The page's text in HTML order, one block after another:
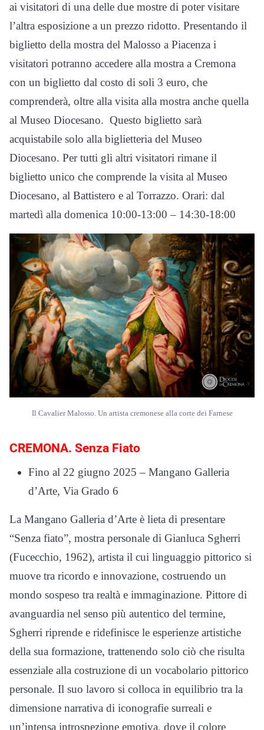
ai visitatori di una delle due mostre di poter visitare
l’altra esposizione a un prezzo ridotto. Presentando il
biglietto della mostra del Malosso a Piacenza i
visitatori potranno accedere alla mostra a Cremona
con un biglietto dal costo di soli 3 euro, che
comprenderà, oltre alla visita alla mostra anche quella
al Museo Diocesano. Questo biglietto sarà
acquistabile solo alla biglietteria del Museo
Diocesano. Per tutti gli altri visitatori rimane il
biglietto unico che comprende la visita al Museo
Diocesano, al Battistero e al Torrazzo. Orari: dal
martedì alla domenica 10:00-13:00 – 14:30-18:00
Il Cavalier Malosso. Un artista cremonese alla corte dei Farnese
CREMONA. Senza Fiato
Fino al 22 giugno 2025 – Mangano Galleria
d’Arte, Via Grado 6
La Mangano Galleria d’Arte è lieta di presentare
“Senza fiato”, mostra personale di Gianluca Sgherri
(Fucecchio, 1962), artista il cui linguaggio pittorico si
muove tra ricordo e innovazione, costruendo un
mondo sospeso tra realtà e immaginazione. Pittore di
avanguardia nel senso più autentico del termine,
Sgherri riprende e ridefinisce le esperienze artistiche
della sua formazione, trattenendo solo ciò che risulta
essenziale alla costruzione di un vocabolario pittorico
personale. Il suo lavoro si colloca in equilibrio tra la
dimensione narrativa di iconografie surreali e
un’intensa introspezione emotiva, dove il colore